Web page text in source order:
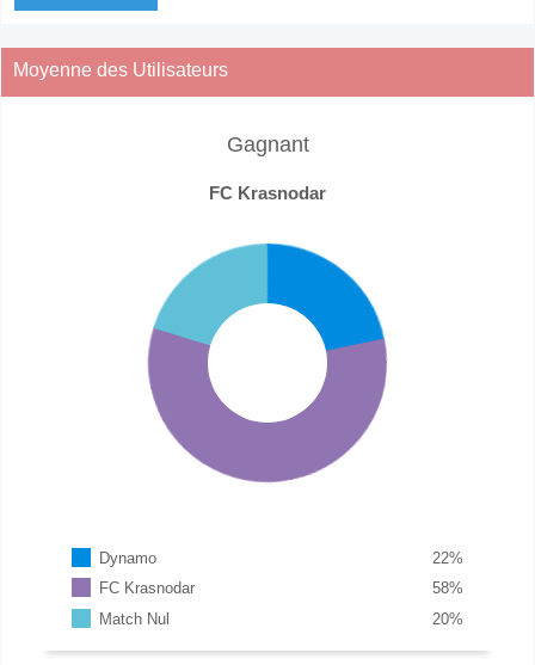
Moyenne des Utilisateurs
Gagnant
FC Krasnodar
Dynamo %
22
FC Krasnodar
%
58
Match Nul
%
20